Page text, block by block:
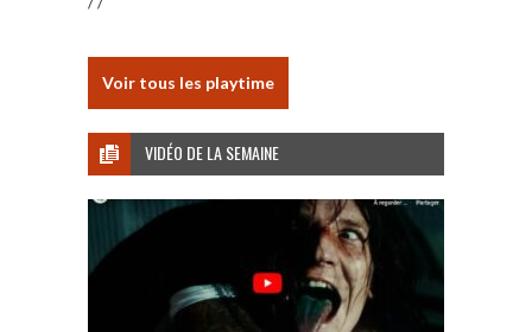
Voir tous les playtime
VIDÉO DE LA SEMAINE